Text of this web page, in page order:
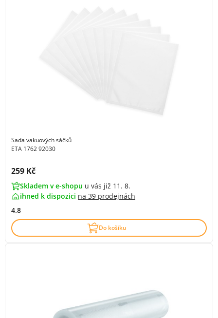
Sada vakuových sáčků
ETA 1762 92030
Cena s DPH:
259 Kč
Skladem v e-shopu u vás již 11. 8.
ihned k dispozici na 39 prodejnách
4.8
Do košíku